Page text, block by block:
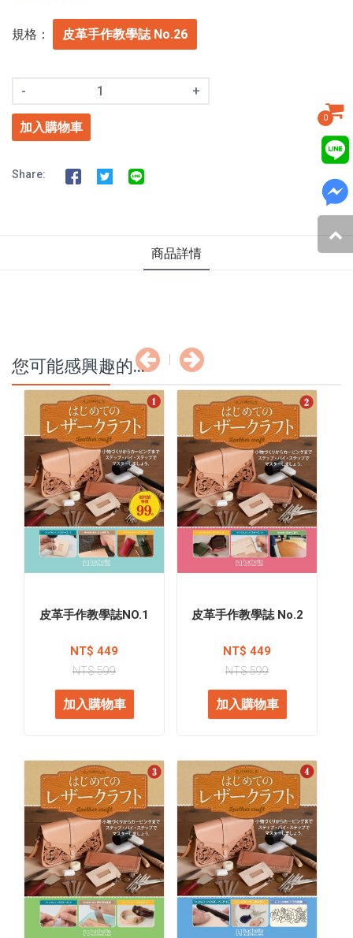
規格： 皮革手作教學誌 No.26
+
-
加入購物車
Share:
商品詳情
您可能感興趣的...
皮革手作教學誌NO.1
NT$ 449
NT$ 599
加入購物車
皮革手作教學誌 No.2
NT$ 449
NT$ 599
加入購物車
0